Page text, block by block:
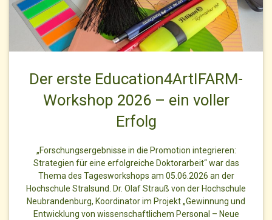
Der erste Education4ArtIFARM-
Workshop 2026 – ein voller
Erfolg
„Forschungsergebnisse in die Promotion integrieren:
Strategien für eine erfolgreiche Doktorarbeit“ war das
Thema des Tagesworkshops am 05.06.2026 an der
Hochschule Stralsund. Dr. Olaf Strauß von der Hochschule
Neubrandenburg, Koordinator im Projekt „Gewinnung und
Entwicklung von wissenschaftlichem Personal – Neue